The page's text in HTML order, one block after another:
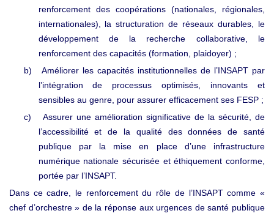
renforcement des coopérations (nationales, régionales,
internationales), la structuration de réseaux durables, le
développement de la recherche collaborative, le
renforcement des capacités (formation, plaidoyer) ;
b)
Améliorer les capacités institutionnelles de l’INSAPT par
l’intégration de processus optimisés, innovants et
sensibles au genre, pour assurer efficacement ses FESP ;
c)
Assurer une amélioration significative de la sécurité, de
l’accessibilité et de la qualité des données de santé
publique par la mise en place d’une infrastructure
numérique nationale sécurisée et éthiquement conforme,
portée par l’INSAPT.
Dans ce cadre, le renforcement du rôle de l’INSAPT comme «
chef d’orchestre » de la réponse aux urgences de santé publique